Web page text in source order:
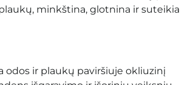
minkština, glotnina ir suteikia
odos ir plaukų paviršiuje okliuzinį